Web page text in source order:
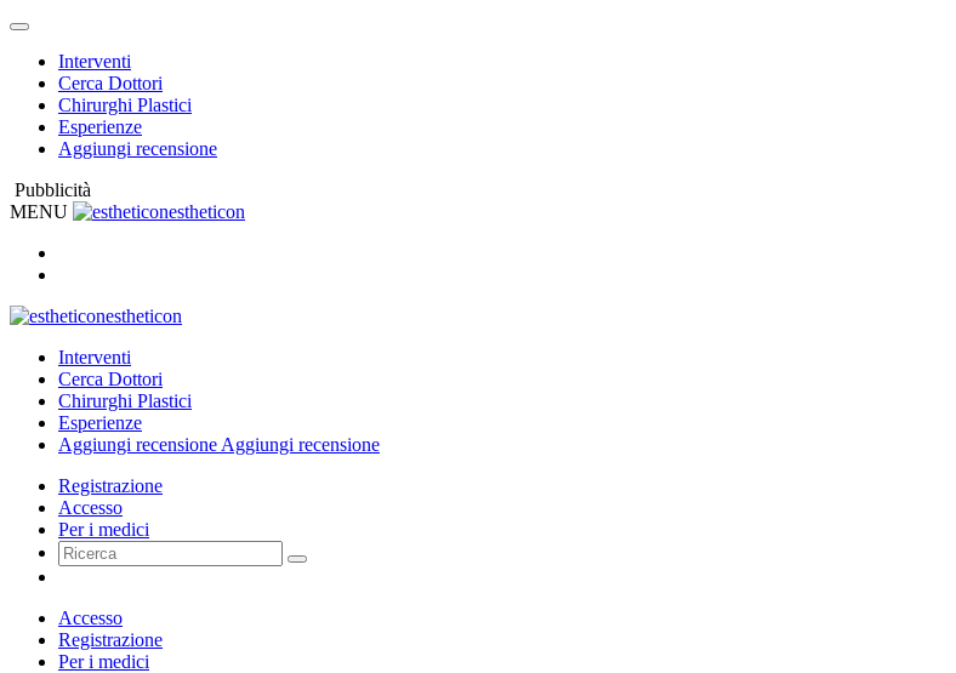
Interventi
Cerca Dottori
Chirurghi Plastici
Esperienze
Aggiungi recensione
Pubblicità
MENU
estheticon
estheticon
Interventi
Cerca Dottori
Chirurghi Plastici
Esperienze
Aggiungi recensione Aggiungi recensione
Registrazione
Accesso
Per i medici
Accesso
Registrazione
Per i medici